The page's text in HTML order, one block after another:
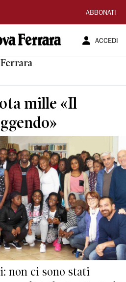
ABBONATI
ACCEDI
Ferrara
mille «Il
non ci sono stati